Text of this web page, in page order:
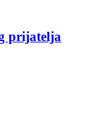
prijatelja